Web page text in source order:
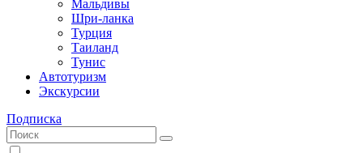
Мальдивы
Шри-ланка
Турция
Таиланд
Тунис
Автотуризм
Экскурсии
Подписка